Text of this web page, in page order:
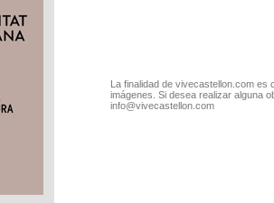
La finalidad de vivecastellon.com
imágenes. Si desea realizar alguna
info@vivecastellon.com